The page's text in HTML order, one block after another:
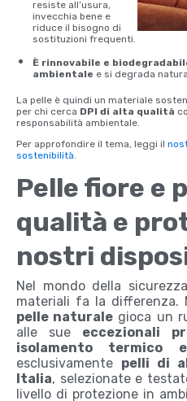
resiste all’usura,
invecchia bene e
riduce il bisogno di
sostituzioni frequenti.
È rinnovabile e
ambientale e si degrada
La pelle è quindi un materiale
per chi cerca DPI di alta qualità
responsabilità ambientale.
Per approfondire il tema, leggi il
sostenibilità
Pelle fiore e
qualità e
nostri
Nel mondo della
materiali fa la differenza.
pelle naturale gioca un
alle sue eccezionali
isolamento termico
esclusivamente pelli di
Italia, selezionate e
livello di protezione in